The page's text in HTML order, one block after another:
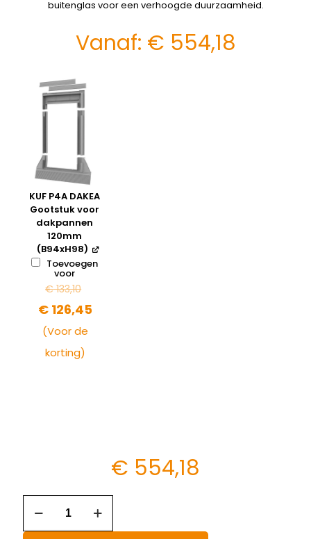
buitenglas voor een verhoogde duurzaamheid.
Vanaf: € 554,18
KUF P4A DAKEA
Gootstuk voor
dakpannen
120mm
(B94xH98)
Toevoegen
voor
€133,10
€126,45
(Voor de
korting)
€ 554,18